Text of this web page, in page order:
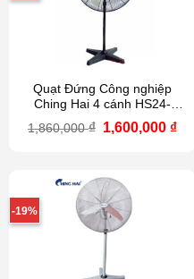
Quạt Đứng Công nghiệp
Ching Hai 4 cánh HS24-
ĐN4T
1,860,000₫ Giá
1,600,000 ₫Giá
-19%